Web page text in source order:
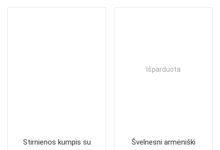
Stirnienos kumpis su
Išparduota
Švelnesni armėniški